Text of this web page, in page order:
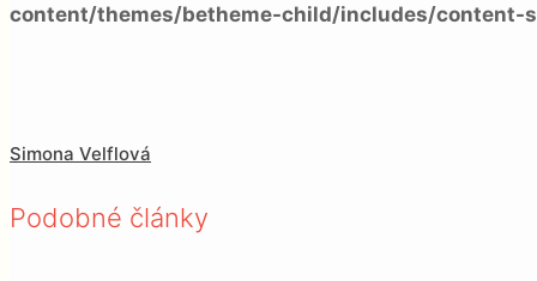
content/themes/betheme-child/includes/content-
Simona Velflová
Podobné články